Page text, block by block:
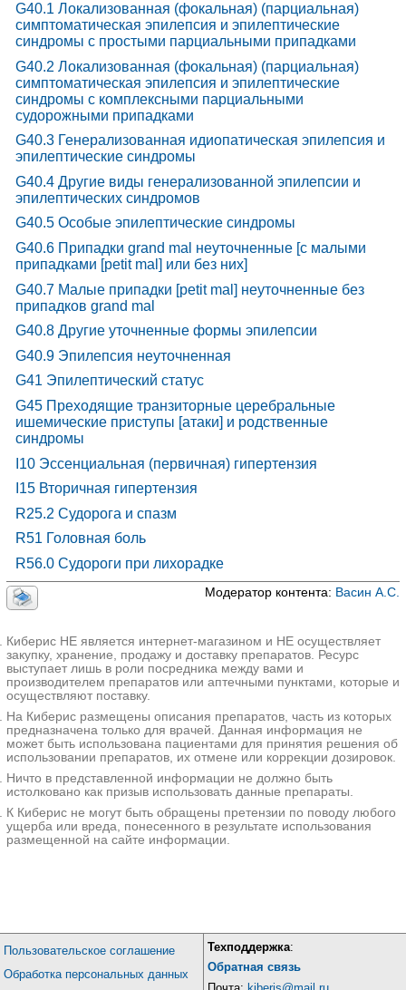
G40.1 Локализованная (фокальная) (парциальная)
симптоматическая эпилепсия и эпилептические
синдромы с простыми парциальными припадками
G40.2 Локализованная (фокальная) (парциальная)
симптоматическая эпилепсия и эпилептические
синдромы с комплексными парциальными
судорожными припадками
G40.3 Генерализованная идиопатическая эпилепсия и
эпилептические синдромы
G40.4 Другие виды генерализованной эпилепсии и
эпилептических синдромов
G40.5 Особые эпилептические синдромы
G40.6 Припадки grand mal неуточненные [с малыми
припадками [petit mal] или без них]
G40.7 Малые припадки [petit mal] неуточненные без
припадков grand mal
G40.8 Другие уточненные формы эпилепсии
G40.9 Эпилепсия неуточненная
G41 Эпилептический статус
G45 Преходящие транзиторные церебральные
ишемические приступы [атаки] и родственные
синдромы
I10 Эссенциальная (первичная) гипертензия
I15 Вторичная гипертензия
R25.2 Судорога и спазм
R51 Головная боль
R56.0 Судороги при лихорадке
Модератор контента: Васин А.С.
Киберис НЕ является интернет-магазином и НЕ осуществляет
закупку, хранение, продажу и доставку препаратов. Ресурс
выступает лишь в роли посредника между вами и
производителем препаратов или аптечными пунктами, которые и
осуществляют поставку.
На Киберис размещены описания препаратов, часть из которых
предназначена только для врачей. Данная информация не
может быть использована пациентами для принятия решения об
использовании препаратов, их отмене или коррекции дозировок.
Ничто в представленной информации не должно быть
истолковано как призыв использовать данные препараты.
К Киберис не могут быть обращены претензии по поводу любого
ущерба или вреда, понесенного в результате использования
размещенной на сайте информации.
Пользовательское соглашение
Обработка персональных данных
Техподдержка:
Обратная связь